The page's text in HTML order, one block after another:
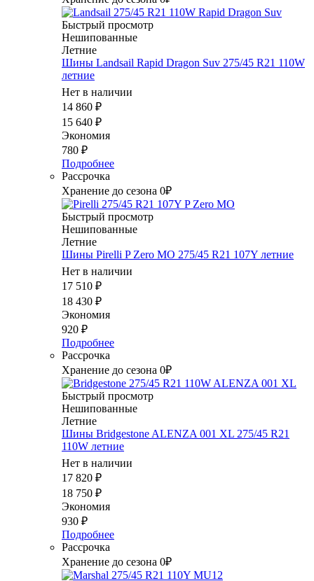
Быстрый просмотр
Нешипованные
Летние
Шины Landsail Rapid Dragon Suv 275/45 R21 110W
летние
Нет в наличии
14 860 ₽
15 640 ₽
Экономия
780 ₽
Подробнее
Рассрочка
Хранение до сезона 0₽
Быстрый просмотр
Нешипованные
Летние
Шины Pirelli P Zero MO 275/45 R21 107Y летние
Нет в наличии
17 510 ₽
18 430 ₽
Экономия
920 ₽
Подробнее
Рассрочка
Хранение до сезона 0₽
Быстрый просмотр
Нешипованные
Летние
Шины Bridgestone ALENZA 001 XL 275/45 R21
110W летние
Нет в наличии
17 820 ₽
18 750 ₽
Экономия
930 ₽
Подробнее
Рассрочка
Хранение до сезона 0₽